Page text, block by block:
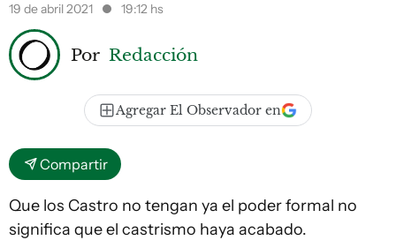
19 de abril 2021 19:12 hs
Por Redacción
Agregar El Observador en
Compartir
Que los Castro no tengan ya el poder formal no
significa que el castrismo haya acabado.